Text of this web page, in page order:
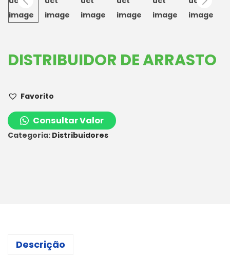
DISTRIBUIDOR DE ARRASTO
Favorito
Consultar Valor
Categoria: Distribuidores
Descrição